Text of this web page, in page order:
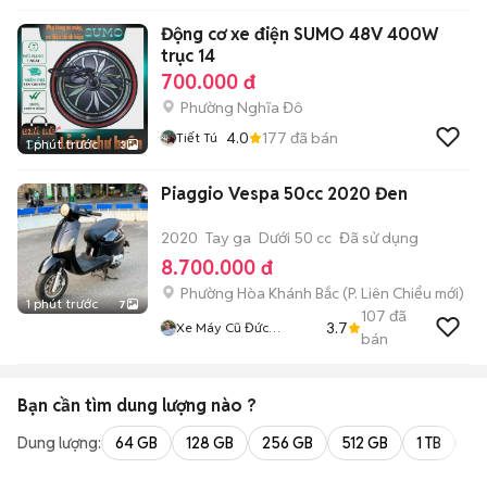
1 phút trước 3
Động cơ xe điện SUMO 48V 400W
trục 14
700.000 đ
Phường Nghĩa Đô
Tiết Tú 4.0 177 đã bán
1 phút trước 7
Piaggio Vespa 50cc 2020 Đen
2020 Tay ga Dưới 50 cc Đã sử dụng
8.700.000 đ
Phường Hòa Khánh Bắc (P. Liên Chiểu mới)
Xe Máy Cũ Đức
3.7
107 đã
bán
Bạn cần tìm dung lượng nào ?
Dung lượng: 64 GB 128 GB 256 GB 512 GB 1 TB